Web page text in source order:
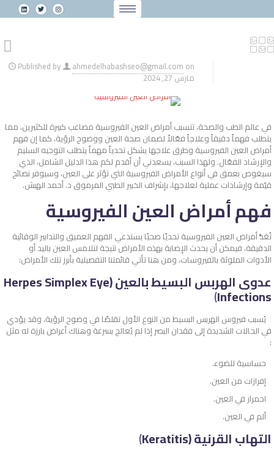
Published by ahmedelhabashseo@gmail.com on
مارس 27, 2024
في عالم الطب والصحة، تتسبب أمراض العين الفيروسية مصاعب كبيرة للكثيرين، مما
يتطلب فهماً دقيقاً وعلاجاً فعّالاً لضمان صحة العين ووضوح الرؤية، كما إن فهم
أمراض العين الفيروسية وطرق علاجها يشكل تحدياً مهماً يتطلب التوجيه السليم
والإرشاد الفعّال. ولهذا السبب، يسعدني أن أقدم لكم هذا الدليل الشامل، الذي
سيغوص بعمق في أنواع الأمراض الفيروسية التي تؤثر على العين، وسيوفر نصائح
قيّمة وإرشادات عملية لعلاجها، بإشراف الخبير الطبي المرموق د. أحمد الهبش.
فهم أمراض العين الفيروسية
تُعَدُّ أمراض العين الفيروسية تحديًا صحيًا يستدعي الفهم العميق والتدابير الوقائية
الدقيقة، فيمكن أن يحدث الإصابة بهذه الأمراض نتيجة لتلامس العين باليد أو
الأدوات الملوثة بالفيروسات، ومن هنا تأتي قائمتنا التفصيلية بأبرز تلك الأمراض:
عدوى الهربس البسيط بالعين (Herpes Simplex Eye
Infections
)
يُسبب فيروس الهربس البسيط من النوع الأول تقلصًا في وضوح الرؤية، وقد يؤدي
في الحالات الشديدة إلى فقدان البصر إذا لم يُعالج بسرعة وهناك أعراض بارزة له مثل
:
حساسية للضوء.
إفرازات من العين.
احمرار في العين.
ألم في العين.
التهاب القرنية (Keratitis )